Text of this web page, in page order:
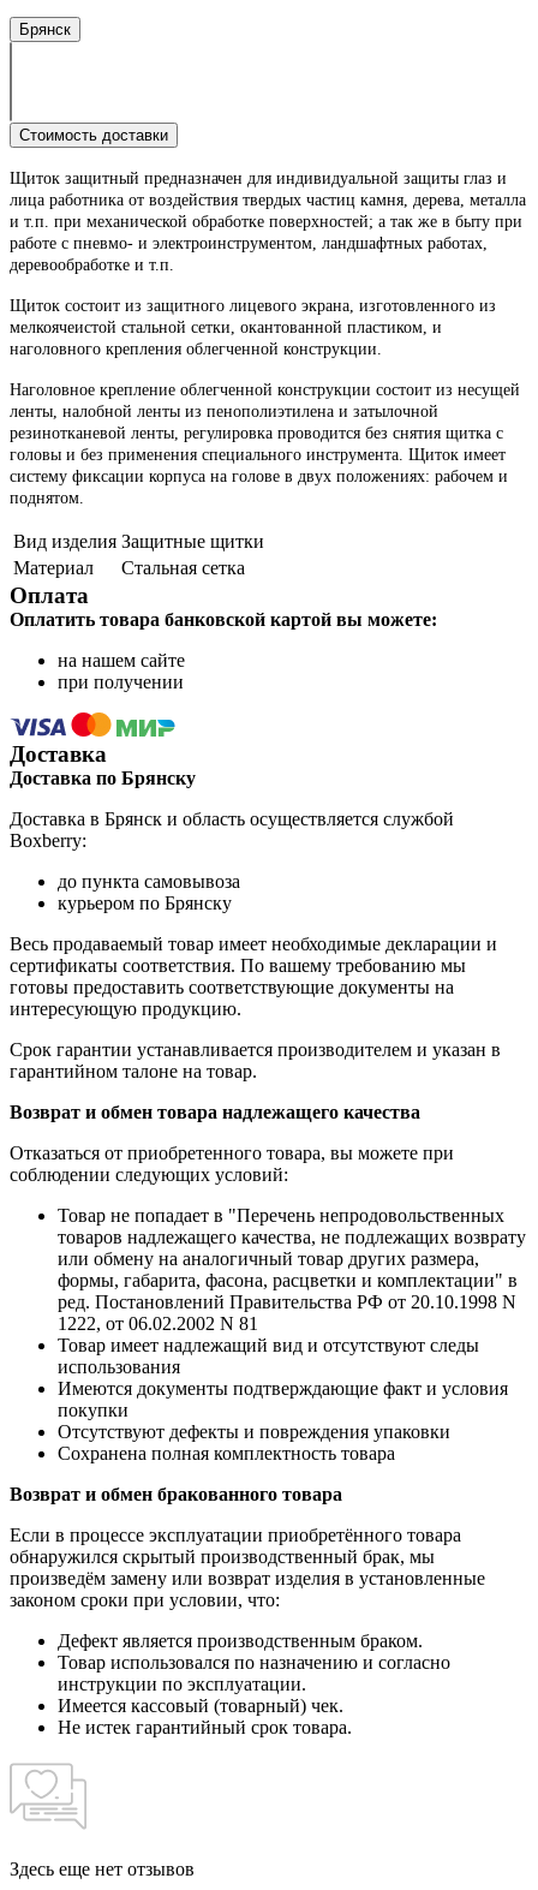
Брянск
Стоимость доставки
Щиток защитный предназначен для индивидуальной защиты глаз и
лица работника от воздействия твердых частиц камня, дерева, металла
и т.п. при механической обработке поверхностей; а так же в быту при
работе с пневмо- и электроинструментом, ландшафтных работах,
деревообработке и т.п.
Щиток состоит из защитного лицевого экрана, изготовленного из
мелкоячеистой стальной сетки, окантованной пластиком, и
наголовного крепления облегченной конструкции.
Наголовное крепление облегченной конструкции состоит из несущей
ленты, налобной ленты из пенополиэтилена и затылочной
резинотканевой ленты, регулировка проводится без снятия щитка с
головы и без применения специального инструмента. Щиток имеет
систему фиксации корпуса на голове в двух положениях: рабочем и
поднятом.
Вид изделия Защитные щитки
Материал
Стальная сетка
Оплата
Оплатить товара банковской картой вы можете:
на нашем сайте
при получении
Доставка
Доставка по Брянску
Доставка в Брянск и область осуществляется службой
Boxberry:
до пункта самовывоза
курьером по Брянску
Весь продаваемый товар имеет необходимые декларации и
сертификаты соответствия. По вашему требованию мы
готовы предоставить соответствующие документы на
интересующую продукцию.
Срок гарантии устанавливается производителем и указан в
гарантийном талоне на товар.
Возврат и обмен товара надлежащего качества
Отказаться от приобретенного товара, вы можете при
соблюдении следующих условий:
Товар не попадает в "Перечень непродовольственных
товаров надлежащего качества, не подлежащих возврату
или обмену на аналогичный товар других размера,
формы, габарита, фасона, расцветки и комплектации" в
ред. Постановлений Правительства РФ от 20.10.1998 N
1222, от 06.02.2002 N 81
Товар имеет надлежащий вид и отсутствуют следы
использования
Имеются документы подтверждающие факт и условия
покупки
Отсутствуют дефекты и повреждения упаковки
Сохранена полная комплектность товара
Возврат и обмен бракованного товара
Если в процессе эксплуатации приобретённого товара
обнаружился скрытый производственный брак, мы
произведём замену или возврат изделия в установленные
законом сроки при условии, что:
Дефект является производственным браком.
Товар использовался по назначению и согласно
инструкции по эксплуатации.
Имеется кассовый (товарный) чек.
Не истек гарантийный срок товара.
Здесь еще нет отзывов